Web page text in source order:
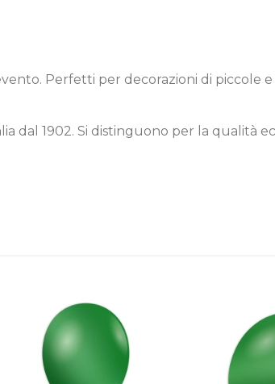
Perfetti per decorazioni di piccole
dal 1902. Si distinguono per la qualità